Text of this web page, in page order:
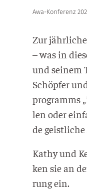
Awa-Konferenz
Zur
– was in
und sei­nem
Schöp­fer
pro­gramms
len oder
de geist­li­che
Kathy und
ken sie an
rung ein.